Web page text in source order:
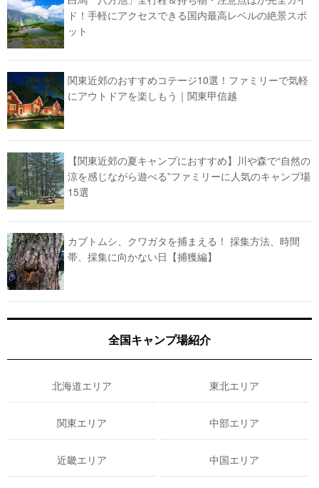
ド！手軽にアクセスできる国内最高レベルの絶景スポ
ット
関東近郊のおすすめコテージ10選！ファミリーで気軽
にアウトドアを楽しもう｜関東甲信越
【関東近郊の夏キャンプにおすすめ】川や森で“自然の
涼を感じながら遊べる”ファミリーに人気のキャンプ場
15選
カブトムシ、クワガタを捕まえる！ 採集方法、時間
帯、採集に向かない日【捕獲編】
全国キャンプ場紹介
北海道エリア 東北エリア
関東エリア 中部エリア
近畿エリア 中国エリア